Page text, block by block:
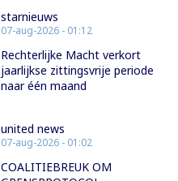
starnieuws
07-aug-2026 - 01:12
Rechterlijke Macht verkort
jaarlijkse zittingsvrije periode
naar één maand
united news
07-aug-2026 - 01:02
COALITIEBREUK OM